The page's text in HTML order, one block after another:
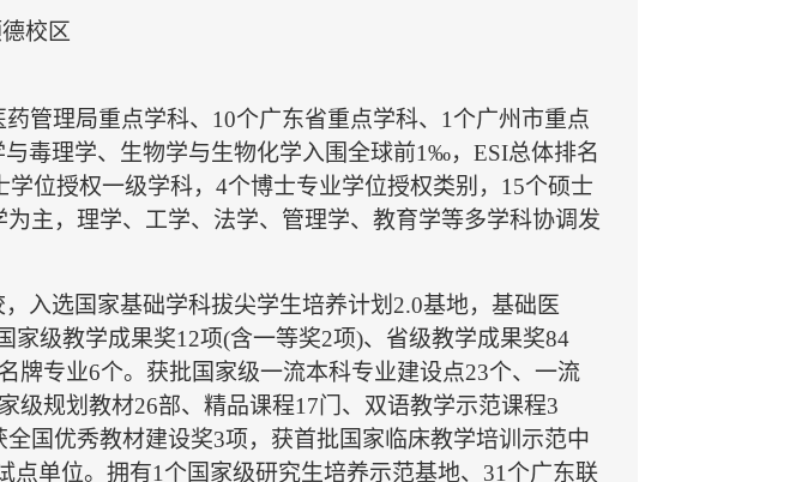
校区
管理局重点学科、10个广东省重点学科、1个广州市重点
毒理学、生物学与生物化学入围全球前1‰，ESI总体排名
位授权一级学科，4个博士专业学位授权类别，15个硕士
主，理学、工学、法学、管理学、教育学等多学科协调发
入选国家基础学科拔尖学生培养计划2.0基地，基础医
家级教学成果奖12项(含一等奖2项)、省级教学成果奖84
牌专业6个。获批国家级一流本科专业建设点23个、一流
级规划教材26部、精品课程17门、双语教学示范课程3
国优秀教材建设奖3项，获首批国家临床教学培训示范中
点单位。拥有1个国家级研究生培养示范基地、31个广东联